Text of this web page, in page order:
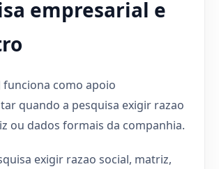
empresarial e
funciona como apoio
quando a pesquisa exigir razao
ou dados formais da companhia.
exigir razao social, matriz,